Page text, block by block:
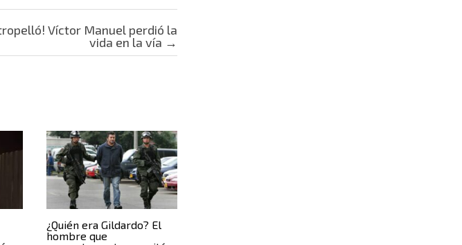
Víctor Manuel perdió la
vida en la vía →
¿Quién era Gildardo? El
hombre que